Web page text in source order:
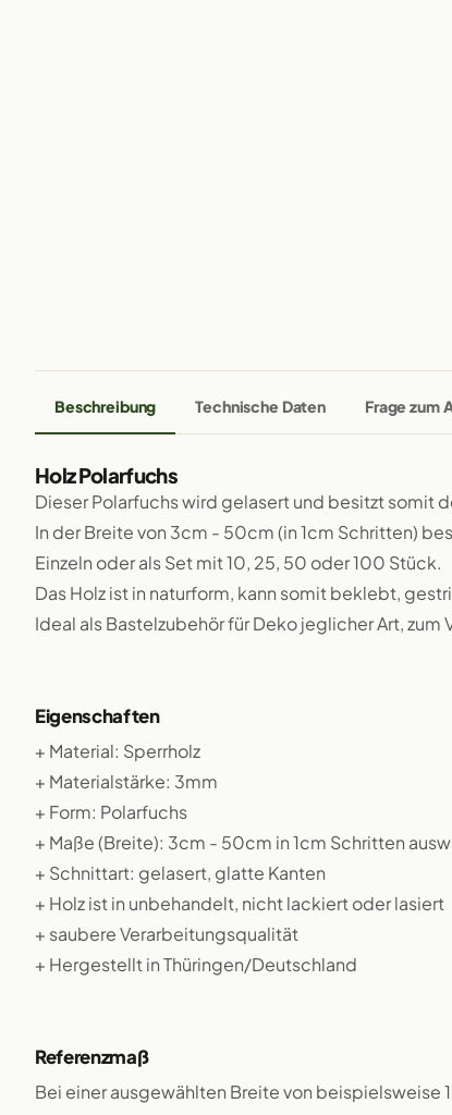
Beschreibung Technische Daten Frage zum
Holz Polarfuchs
Dieser Polarfuchs wird gelasert und besitzt somit
In der Breite von 3cm - 50cm (in 1cm Schritten)
Einzeln oder als Set mit 10, 25, 50 oder 100 Stück.
Das Holz ist in naturform, kann somit beklebt,
Ideal als Bastelzubehör für Deko jeglicher Art, zum
Eigenschaften
+ Material: Sperrholz
+ Materialstärke: 3mm
+ Form: Polarfuchs
+ Maße (Breite): 3cm - 50cm in 1cm Schritten
+ Schnittart: gelasert, glatte Kanten
+ Holz ist in unbehandelt, nicht lackiert oder lasiert
+ saubere Verarbeitungsqualität
+ Hergestellt in Thüringen/Deutschland
Referenzmaß
Bei einer ausgewählten Breite von